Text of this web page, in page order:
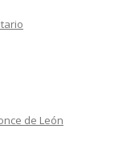
de León